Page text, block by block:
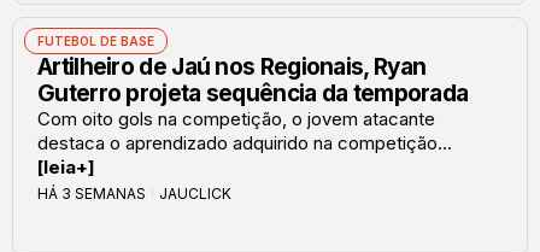
FUTEBOL DE BASE
Artilheiro de Jaú nos Regionais, Ryan
Guterro projeta sequência da temporada
Com oito gols na competição, o jovem atacante
destaca o aprendizado adquirido na competição...
[leia+]
HÁ 3 SEMANAS JAUCLICK